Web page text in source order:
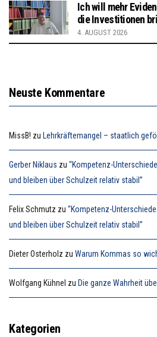
Ich will mehr
die Investitionen
4. AUGUST 2026
Neuste Kommentare
MissB! zu Lehrkräftemangel – staatlich
Gerber Niklaus zu “Kompetenz-
und bleiben über Schulzeit relativ stabil”
Felix Schmutz zu “Kompetenz-
und bleiben über Schulzeit relativ stabil”
Dieter Osterholz zu Warum Kommas so
Wolfgang Kühnel zu Die ganze Wahrheit
Kategorien